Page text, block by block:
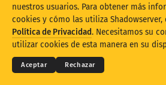
Descargar como
© 2026THE
Términos y privacidad
Contacte
Créditos
nuestros usuarios. Para obtener más
cookies y cómo las utiliza
Política de Privacidad. Necesitamos su
utilizar cookies de esta manera en su
Aceptar Rechazar